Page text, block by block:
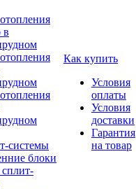
в
системы
блоки
сплит-
Как купить
Условия
оплаты
Условия
доставки
Гарантия
на товар